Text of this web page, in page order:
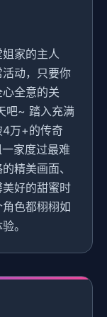
家的主人
动，只要你
全意的关
吧~ 踏入充满
4万+的传奇
家度过最难
精美画面、
好的甜蜜时
色都栩栩如
。